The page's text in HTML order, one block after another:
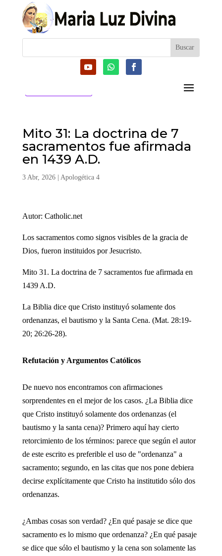
Mito 31: La doctrina de 7
sacramentos fue afirmada
en 1439 A.D.
3 Abr, 2026| Apologética 4
Autor: Catholic.net
Los sacramentos como signos visibles de la gracia de
Dios, fueron instituidos por Jesucristo.
Mito 31. La doctrina de 7 sacramentos fue afirmada en
1439 A.D.
La Biblia dice que Cristo instituyó solamente dos
ordenanzas, el bautismo y la Santa Cena. (Mat. 28:19-
20; 26:26-28).
Refutación y Argumentos Católicos
De nuevo nos encontramos con afirmaciones
sorprendentes en el mejor de los casos. ¿La Biblia dice
que Cristo instituyó solamente dos ordenanzas (el
bautismo y la santa cena)? Primero aquí hay cierto
retorcimiento de los términos: parece que según el autor
de este escrito es preferible el uso de "ordenanza" a
sacramento; segundo, en las citas que nos pone debiera
decirse explícitamente que Cristo ha institutido sólo dos
ordenanzas.
¿Ambas cosas son verdad? ¿En qué pasaje se dice que
sacramento es lo mismo que ordenanza? ¿En qué pasaje
se dice que sólo el bautismo y la cena son solamente las